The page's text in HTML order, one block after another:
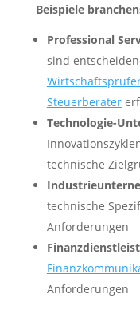
Beispiele
Professional
sind
Steuerberater
Technologie-
technische
technische
Anforderungen
Anforderungen